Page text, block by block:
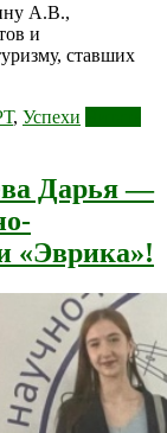
А.В.,
и
ставших
, Успехи
Дарья —
«Эврика»!